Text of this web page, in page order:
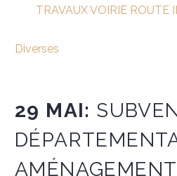
Diverses
29 MAI: